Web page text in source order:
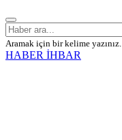
Aramak için bir kelime yazınız.
HABER İHBAR